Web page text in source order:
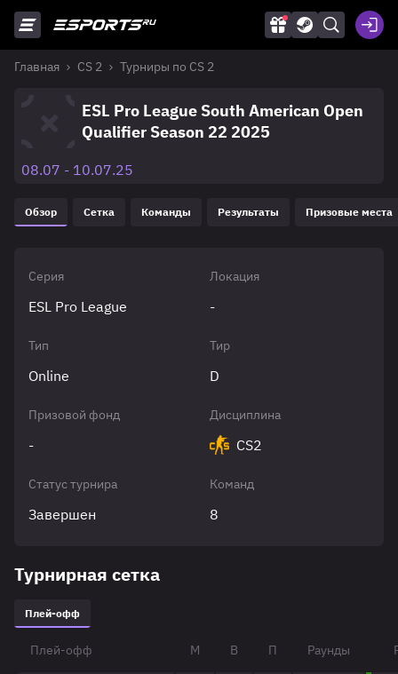
Главная CS 2 Турниры по CS 2
ESL Pro League South American Open
Qualifier Season 22 2025
08.07 - 10.07.25
Обзор Сетка Команды Результаты Призовые места
Серия
ESL Pro League
Локация
-
Тип
Online
Тир
D
Призовой фонд
-
Дисциплина
CS2
Статус турнира
Завершен
Команд
8
Турнирная сетка
Плей-офф
Плей-офф М В П Раунды